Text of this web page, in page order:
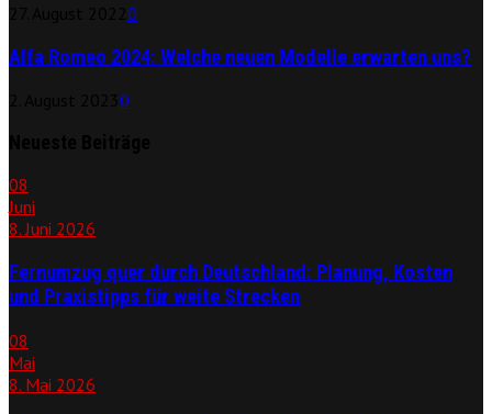
0
Alfa Romeo 2024: Welche neuen Modelle erwarten uns?
0
08
Juni
8. Juni 2026
Fernumzug quer durch Deutschland: Planung, Kosten
und Praxistipps für weite Strecken
08
Mai
8. Mai 2026